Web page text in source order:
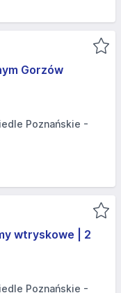
Gorzów
Poznańskie -
wtryskowe | 2
Poznańskie -